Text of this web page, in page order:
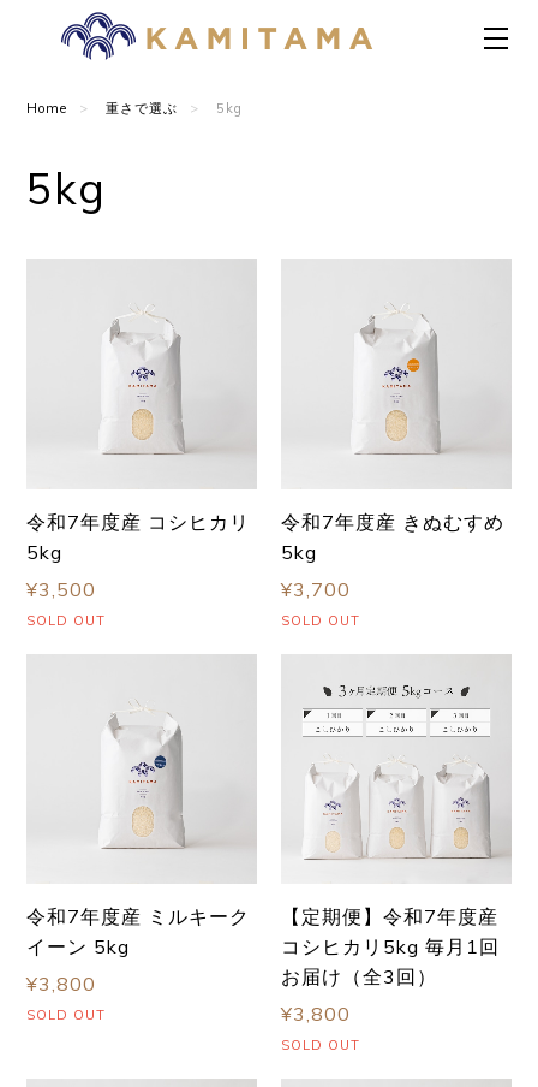
Home 重さで選ぶ 5kg
5kg
令和7年度産 コシヒカリ
5kg
¥3,500
SOLD OUT
令和7年度産 きぬむすめ
5kg
¥3,700
SOLD OUT
令和7年度産 ミルキーク
イーン 5kg
¥3,800
SOLD OUT
【定期便】令和7年度産
コシヒカリ5kg 毎月1回
お届け（全3回）
¥3,800
SOLD OUT